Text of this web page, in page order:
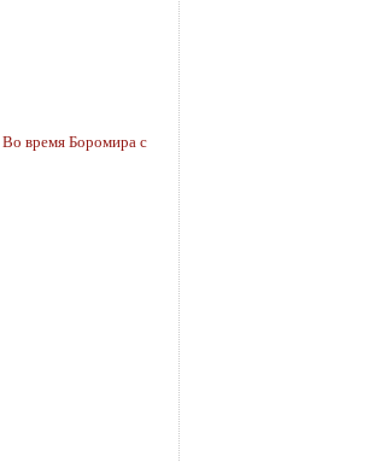
время Боромира с